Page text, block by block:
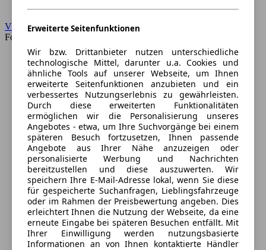
VW
Forum
Erweiterte Seitenfunktionen
Wir bzw. Drittanbieter nutzen unterschiedliche
technologische Mittel, darunter u.a. Cookies und
ähnliche Tools auf unserer Webseite, um Ihnen
erweiterte Seitenfunktionen anzubieten und ein
verbessertes Nutzungserlebnis zu gewährleisten.
Durch diese erweiterten Funktionalitäten
ermöglichen wir die Personalisierung unseres
Angebotes - etwa, um Ihre Suchvorgänge bei einem
späteren Besuch fortzusetzen, Ihnen passende
Angebote aus Ihrer Nähe anzuzeigen oder
personalisierte Werbung und Nachrichten
bereitzustellen und diese auszuwerten. Wir
speichern Ihre E-Mail-Adresse lokal, wenn Sie diese
für gespeicherte Suchanfragen, Lieblingsfahrzeuge
oder im Rahmen der Preisbewertung angeben. Dies
erleichtert Ihnen die Nutzung der Webseite, da eine
erneute Eingabe bei späteren Besuchen entfällt. Mit
Ihrer Einwilligung werden nutzungsbasierte
Informationen an von Ihnen kontaktierte Händler